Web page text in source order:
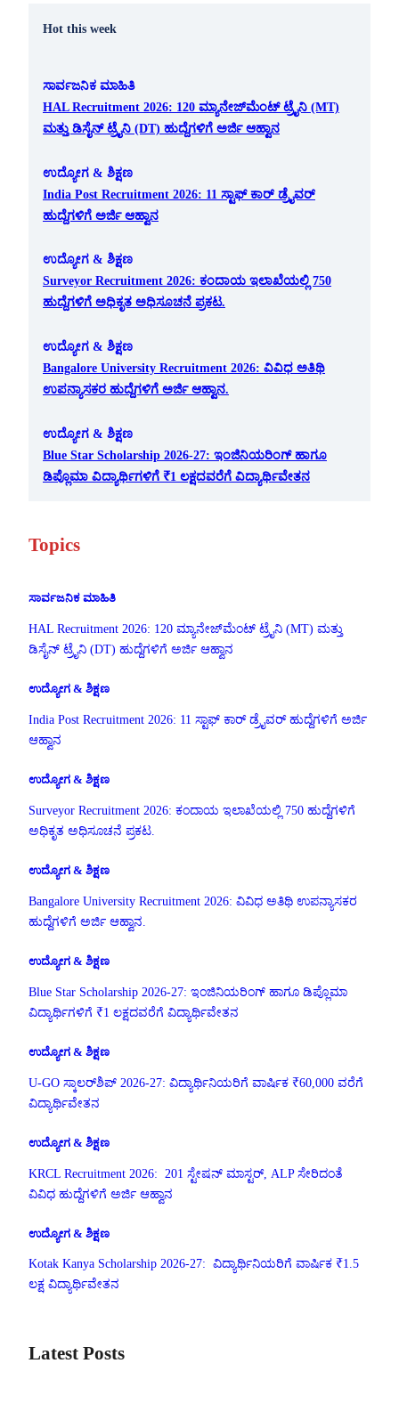
Hot this week
ಸಾರ್ವಜನಿಕ ಮಾಹಿತಿ
HAL Recruitment 2026: 120 ಮ್ಯಾನೇಜ್‌ಮೆಂಟ್ ಟ್ರೈನಿ (MT)
ಮತ್ತು ಡಿಸೈನ್ ಟ್ರೈನಿ (DT) ಹುದ್ದೆಗಳಿಗೆ ಅರ್ಜಿ ಆಹ್ವಾನ
ಉದ್ಯೋಗ & ಶಿಕ್ಷಣ
India Post Recruitment 2026: 11 ಸ್ಟಾಫ್ ಕಾರ್ ಡ್ರೈವರ್
ಹುದ್ದೆಗಳಿಗೆ ಅರ್ಜಿ ಆಹ್ವಾನ
ಉದ್ಯೋಗ & ಶಿಕ್ಷಣ
Surveyor Recruitment 2026: ಕಂದಾಯ ಇಲಾಖೆಯಲ್ಲಿ 750
ಹುದ್ದೆಗಳಿಗೆ ಅಧಿಕೃತ ಅಧಿಸೂಚನೆ ಪ್ರಕಟ.
ಉದ್ಯೋಗ & ಶಿಕ್ಷಣ
Bangalore University Recruitment 2026: ವಿವಿಧ ಅತಿಥಿ
ಉಪನ್ಯಾಸಕರ ಹುದ್ದೆಗಳಿಗೆ ಅರ್ಜಿ ಆಹ್ವಾನ.
ಉದ್ಯೋಗ & ಶಿಕ್ಷಣ
Blue Star Scholarship 2026-27: ಇಂಜಿನಿಯರಿಂಗ್ ಹಾಗೂ
ಡಿಪ್ಲೊಮಾ ವಿದ್ಯಾರ್ಥಿಗಳಿಗೆ ₹1 ಲಕ್ಷದವರೆಗೆ ವಿದ್ಯಾರ್ಥಿವೇತನ
Topics
ಸಾರ್ವಜನಿಕ ಮಾಹಿತಿ
HAL Recruitment 2026: 120 ಮ್ಯಾನೇಜ್‌ಮೆಂಟ್ ಟ್ರೈನಿ (MT) ಮತ್ತು
ಡಿಸೈನ್ ಟ್ರೈನಿ (DT) ಹುದ್ದೆಗಳಿಗೆ ಅರ್ಜಿ ಆಹ್ವಾನ
ಉದ್ಯೋಗ & ಶಿಕ್ಷಣ
India Post Recruitment 2026: 11 ಸ್ಟಾಫ್ ಕಾರ್ ಡ್ರೈವರ್ ಹುದ್ದೆಗಳಿಗೆ ಅರ್ಜಿ
ಆಹ್ವಾನ
ಉದ್ಯೋಗ & ಶಿಕ್ಷಣ
Surveyor Recruitment 2026: ಕಂದಾಯ ಇಲಾಖೆಯಲ್ಲಿ 750 ಹುದ್ದೆಗಳಿಗೆ
ಅಧಿಕೃತ ಅಧಿಸೂಚನೆ ಪ್ರಕಟ.
ಉದ್ಯೋಗ & ಶಿಕ್ಷಣ
Bangalore University Recruitment 2026: ವಿವಿಧ ಅತಿಥಿ ಉಪನ್ಯಾಸಕರ
ಹುದ್ದೆಗಳಿಗೆ ಅರ್ಜಿ ಆಹ್ವಾನ.
ಉದ್ಯೋಗ & ಶಿಕ್ಷಣ
Blue Star Scholarship 2026-27: ಇಂಜಿನಿಯರಿಂಗ್ ಹಾಗೂ ಡಿಪ್ಲೊಮಾ
ವಿದ್ಯಾರ್ಥಿಗಳಿಗೆ ₹1 ಲಕ್ಷದವರೆಗೆ ವಿದ್ಯಾರ್ಥಿವೇತನ
ಉದ್ಯೋಗ & ಶಿಕ್ಷಣ
U-GO ಸ್ಕಾಲರ್‌ಶಿಪ್ 2026-27: ವಿದ್ಯಾರ್ಥಿನಿಯರಿಗೆ ವಾರ್ಷಿಕ ₹60,000 ವರೆಗೆ
ವಿದ್ಯಾರ್ಥಿವೇತನ
ಉದ್ಯೋಗ & ಶಿಕ್ಷಣ
KRCL Recruitment 2026: 201 ಸ್ಟೇಷನ್ ಮಾಸ್ಟರ್, ALP ಸೇರಿದಂತೆ
ವಿವಿಧ ಹುದ್ದೆಗಳಿಗೆ ಅರ್ಜಿ ಆಹ್ವಾನ
ಉದ್ಯೋಗ & ಶಿಕ್ಷಣ
Kotak Kanya Scholarship 2026-27: ವಿದ್ಯಾರ್ಥಿನಿಯರಿಗೆ ವಾರ್ಷಿಕ ₹1.5
ಲಕ್ಷ ವಿದ್ಯಾರ್ಥಿವೇತನ
Latest Posts